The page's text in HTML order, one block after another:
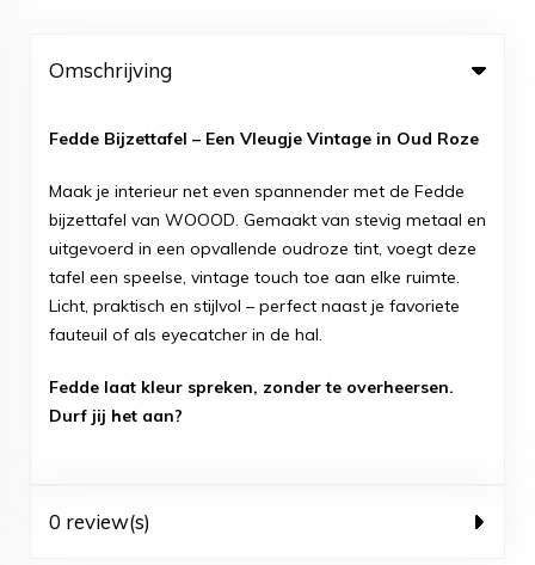
Omschrijving
Fedde Bijzettafel – Een Vleugje Vintage in Oud Roze
Maak je interieur net even spannender met de Fedde
bijzettafel van WOOOD. Gemaakt van stevig metaal en
uitgevoerd in een opvallende oudroze tint, voegt deze
tafel een speelse, vintage touch toe aan elke ruimte.
Licht, praktisch en stijlvol – perfect naast je favoriete
fauteuil of als eyecatcher in de hal.
Fedde laat kleur spreken, zonder te overheersen.
Durf jij het aan?
0 review(s)